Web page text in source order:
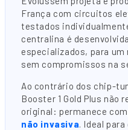
França com circuitos
testados
centralina é
especializados, para
sem compromissos na
Ao contrário dos chip-
Booster 1 Gold Plus não
original: permanece
não invasiva. Ideal